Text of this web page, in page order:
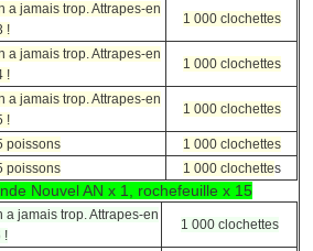
a jamais trop. Attrapes-en
!
1 000 clochettes
a jamais trop. Attrapes-en
!
1 000 clochettes
a jamais trop. Attrapes-en
!
1 000 clochettes
poissons
1 000 clochettes
poissons
1 000 clochettes
Nouvel AN x 1, rochefeuille x 15
a jamais trop. Attrapes-en
!
1 000 clochettes